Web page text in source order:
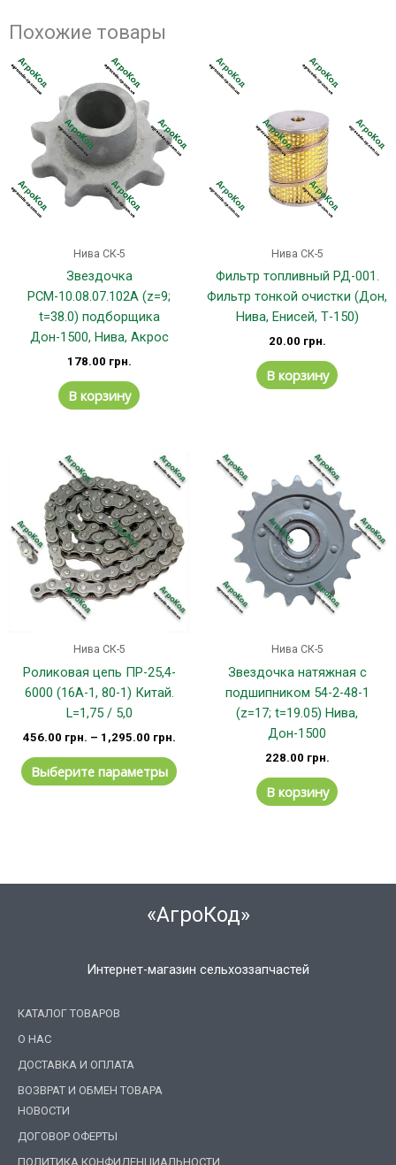
Похожие товары
Нива СК-5
Звездочка
РСМ-10.08.07.102А (z=9;
t=38.0) подборщика
Дон-1500, Нива, Акрос
178.00 грн.
В корзину
Нива СК-5
Фильтр топливный РД-001.
Фильтр тонкой очистки (Дон,
Нива, Енисей, Т-150)
20.00 грн.
В корзину
Нива СК-5
Роликовая цепь ПР-25,4-
6000 (16А-1, 80-1) Китай.
L=1,75 / 5,0
456.00 грн. – 1,295.00 грн.
Выберите параметры
товар
несколько
вариаций.
Опции
можно
выбрать
на
Нива СК-5
Звездочка натяжная с
подшипником 54-2-48-1
(z=17; t=19.05) Нива,
Дон-1500
228.00 грн.
В корзину
«АгроКод»
Интернет-магазин сельхоззапчастей
КАТАЛОГ ТОВАРОВ
О НАС
ДОСТАВКА И ОПЛАТА
ВОЗВРАТ И ОБМЕН ТОВАРА
НОВОСТИ
ДОГОВОР ОФЕРТЫ
ПОЛИТИКА КОНФИДЕНЦИАЛЬНОСТИ